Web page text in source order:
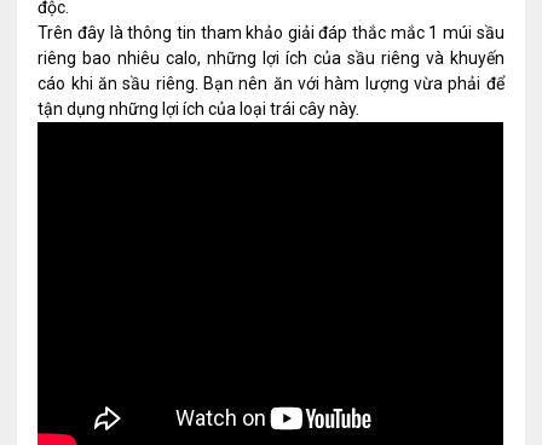
độc.
Trên đây là thông tin tham khảo giải đáp thắc mắc 1 múi sầu
riêng bao nhiêu calo, những lợi ích của sầu riêng và khuyến
cáo khi ăn sầu riêng. Bạn nên ăn với hàm lượng vừa phải để
tận dụng những lợi ích của loại trái cây này.